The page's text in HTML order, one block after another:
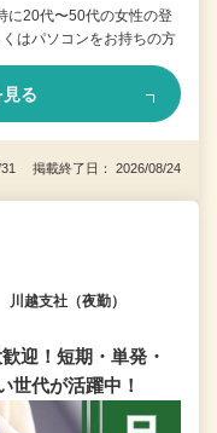
20代〜50代の女性の登
はパソコンをお持ちの方
る
31 掲載終了日： 2026/08/24
越支社（夜勤）
迎！短期・単発・
世代が活躍中！